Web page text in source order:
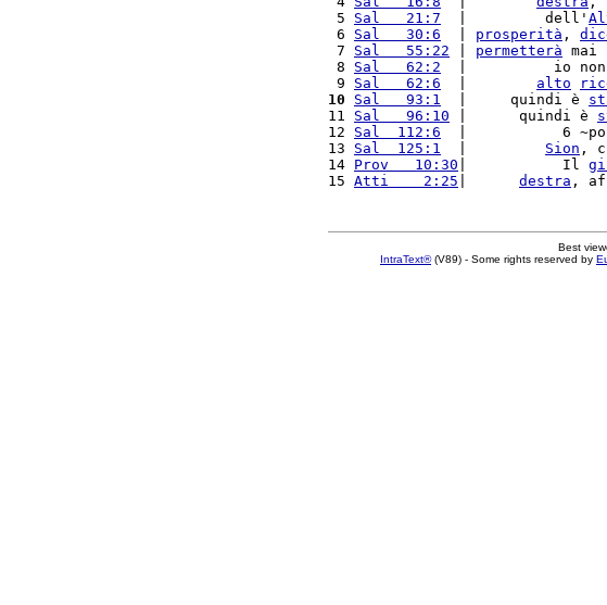
5 Sal   21:7
  |         dell'
6 Sal   30:6 prosperità ,
7 Sal   55:22 permetterà
8 Sal   62:2
|          io
9 Sal   62:6 alto
10
Sal   93:1
  |     quindi è
11 Sal   96:10 |      quindi è
12 Sal  112:6
|           6
13 Sal  125:1 Sion ,
14 Prov   10:30 |           Il
15 Atti    2:25 destra ,
Best
IntraText®(V89) - Some rights reserved by